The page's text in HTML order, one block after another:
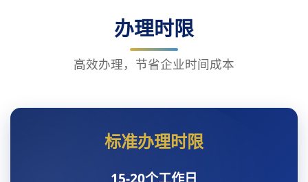
办理时限
高效办理，节省企业时间成本
标准办理时限